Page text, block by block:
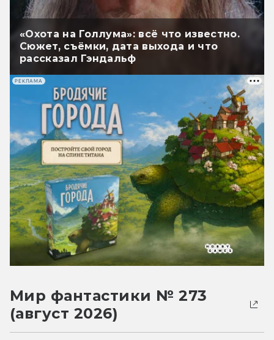
«Охота на Голлума»: всё что известно.
Сюжет, съёмки, дата выхода и что
рассказал Гэндальф
РЕКЛАМА
Мир фантастики № 273
(август 2026)